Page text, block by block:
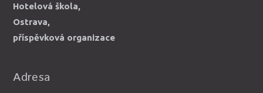
Hotelová škola,
Ostrava,
příspěvková organizace
Adresa